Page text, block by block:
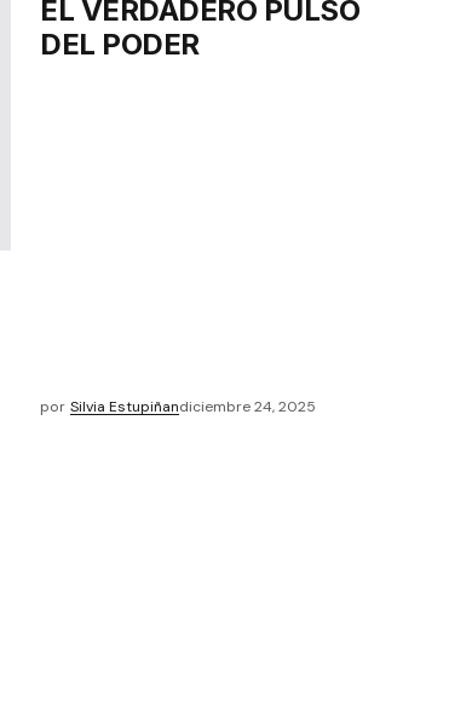
EL VERDADERO PULSO
DEL PODER
por Silvia Estupiñandiciembre 24, 2025